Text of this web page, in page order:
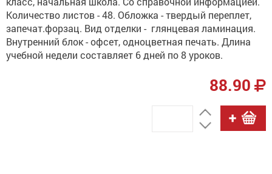
Количество листов - 48. Обложка - твердый переплет,
запечат.форзац. Вид отделки - глянцевая ламинация.
Внутренний блок - офсет, одноцветная печать. Длина
учебной недели составляет 6 дней по 8 уроков.
88.90